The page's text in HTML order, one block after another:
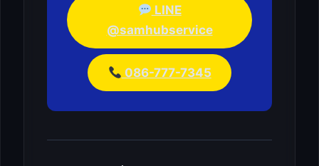
LINE
@samhubservice
086-777-7345